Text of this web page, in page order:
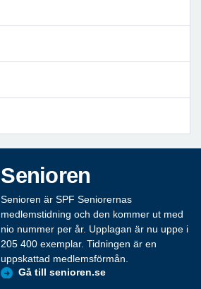
Senioren
Senioren är SPF Seniorernas
medlemstidning och den kommer ut med
nio nummer per år. Upplagan är nu uppe i
205 400 exemplar. Tidningen är en
uppskattad medlemsförmån.
Gå till senioren.se